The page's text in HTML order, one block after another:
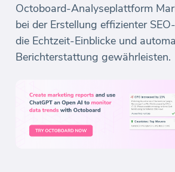
Octoboard-Analyseplattform
bei der Erstellung effizienter
die Echtzeit-Einblicke und
Berichterstattung gewährleisten.